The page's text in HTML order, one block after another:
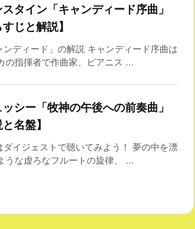
タイン「キャンディード序曲」
すじと解説】
ンディード」の解説 キャンディード序曲は
の指揮者で作曲家、ピアニス ...
ッシー「牧神の午後への前奏曲」
と名盤】
ダイジェストで聴いてみよう！ 夢の中を漂
うな虚ろなフルートの旋律、 ...